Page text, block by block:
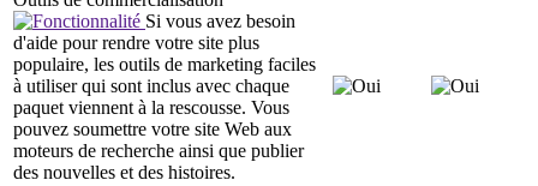
Si vous avez besoin
d'aide pour rendre votre site plus
populaire, les outils de marketing faciles
à utiliser qui sont inclus avec chaque
paquet viennent à la rescousse. Vous
pouvez soumettre votre site Web aux
moteurs de recherche ainsi que publier
des nouvelles et des histoires.